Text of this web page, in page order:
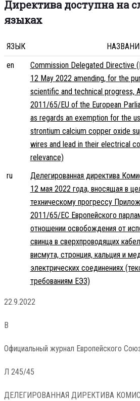
Директива доступна на
языках
ЯЗЫК
en
Commission Delegated Directive
12 May 2022 amending, for the
scientific and technical progress,
2011/65/EU of the European
as regards an exemption for the
strontium calcium copper oxide
wires and lead in their electrical
relevance)
ru
Делегированная директива
12 мая 2022 года, вносящая в
техническому прогрессу
2011/65/ЕС Европейского
отношении освобождения от
свинца в сверхпроводящих
висмута, стронция, кальция и
электрических соединениях
требованиям ЕЭЗ)
22.9.2022
В
Официальный журнал Европейского
Л 245/45
ДЕЛЕГИРОВАННАЯ ДИРЕКТИВА